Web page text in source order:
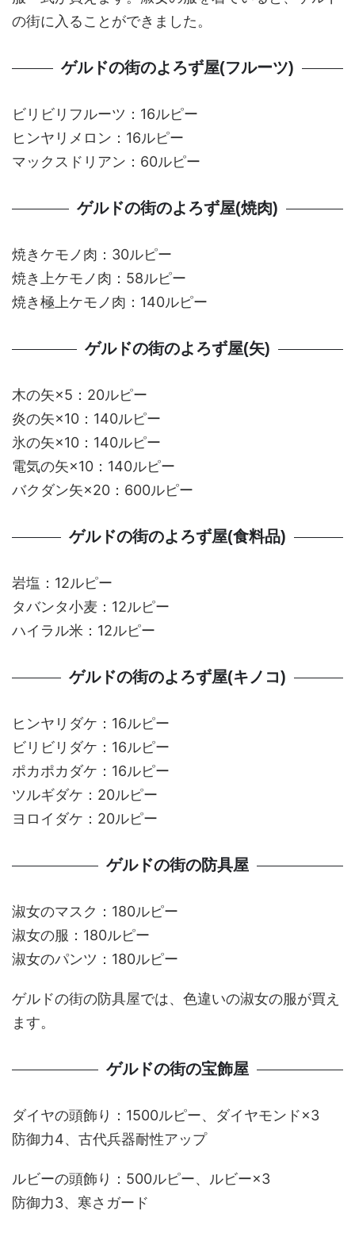
の街に入ることができました。
ゲルドの街のよろず屋(フルーツ)
ビリビリフルーツ：16ルピー
ヒンヤリメロン：16ルピー
マックスドリアン：60ルピー
ゲルドの街のよろず屋(焼肉)
焼きケモノ肉：30ルピー
焼き上ケモノ肉：58ルピー
焼き極上ケモノ肉：140ルピー
ゲルドの街のよろず屋(矢)
木の矢×5：20ルピー
炎の矢×10：140ルピー
氷の矢×10：140ルピー
電気の矢×10：140ルピー
バクダン矢×20：600ルピー
ゲルドの街のよろず屋(食料品)
岩塩：12ルピー
タバンタ小麦：12ルピー
ハイラル米：12ルピー
ゲルドの街のよろず屋(キノコ)
ヒンヤリダケ：16ルピー
ビリビリダケ：16ルピー
ポカポカダケ：16ルピー
ツルギダケ：20ルピー
ヨロイダケ：20ルピー
ゲルドの街の防具屋
淑女のマスク：180ルピー
淑女の服：180ルピー
淑女のパンツ：180ルピー
ゲルドの街の防具屋では、色違いの淑女の服が買え
ます。
ゲルドの街の宝飾屋
ダイヤの頭飾り：1500ルピー、ダイヤモンド×3
防御力4、古代兵器耐性アップ
ルビーの頭飾り：500ルピー、ルビー×3
防御力3、寒さガード